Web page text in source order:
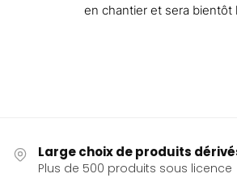
en chantier et sera bientôt
Large choix de produits
Plus de 500 produits sous licence